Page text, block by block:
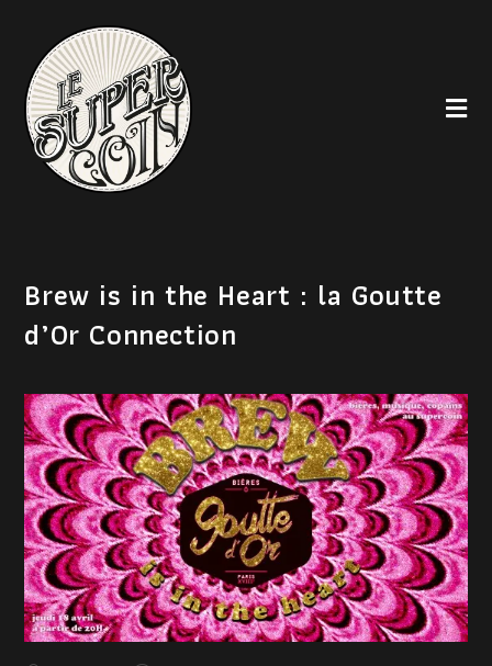
Brew is in the Heart : la Goutte
d’Or Connection